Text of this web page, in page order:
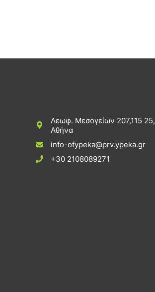
Λεωφ. Μεσογείων 207,115 25,
Αθήνα
info-ofypeka@prv.ypeka.gr
+30 2108089271